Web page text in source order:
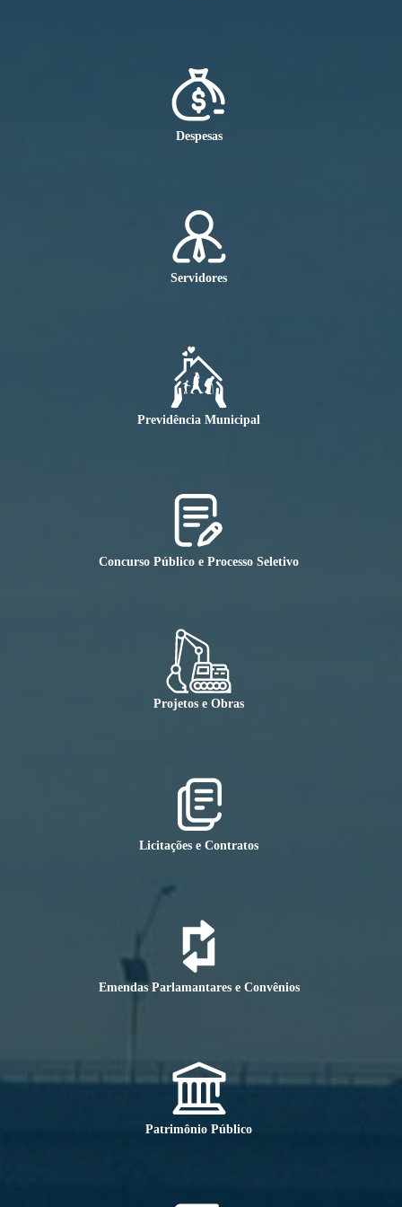
Despesas
Servidores
Previdência Municipal
Concurso Público e Processo Seletivo
Projetos e Obras
Licitações e Contratos
Emendas Parlamantares e Convênios
Patrimônio Público